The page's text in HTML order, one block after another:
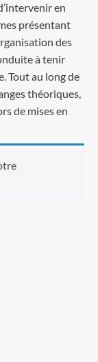
en
présentant
des
à tenir
Tout au long de
théoriques,
de mises en